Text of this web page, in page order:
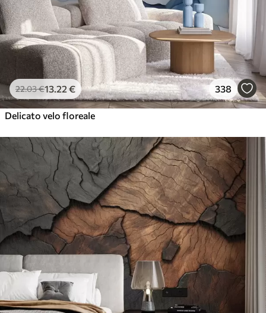
22.03€13.22 € 338
Delicato velo floreale